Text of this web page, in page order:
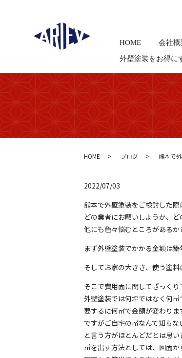
HOME 会社概
外壁塗装をお得に
HOME ブログ 熊本で
2022/07/03
熊本で外壁塗装をご検討した
どの業者にお願いしようか、
他にも色々悩むところがあるか
まず外壁塗装でかかる金額は
そしてお家の大きさ、使う塗料
そこで費用面に関してざっく
外壁塗装では何坪ではなく何㎡
要するに何㎡で金額が変わりま
ですがご自宅の㎡なんて知らな
と言う方がほとんどだとは思い
㎡を出す方法としては、図面か